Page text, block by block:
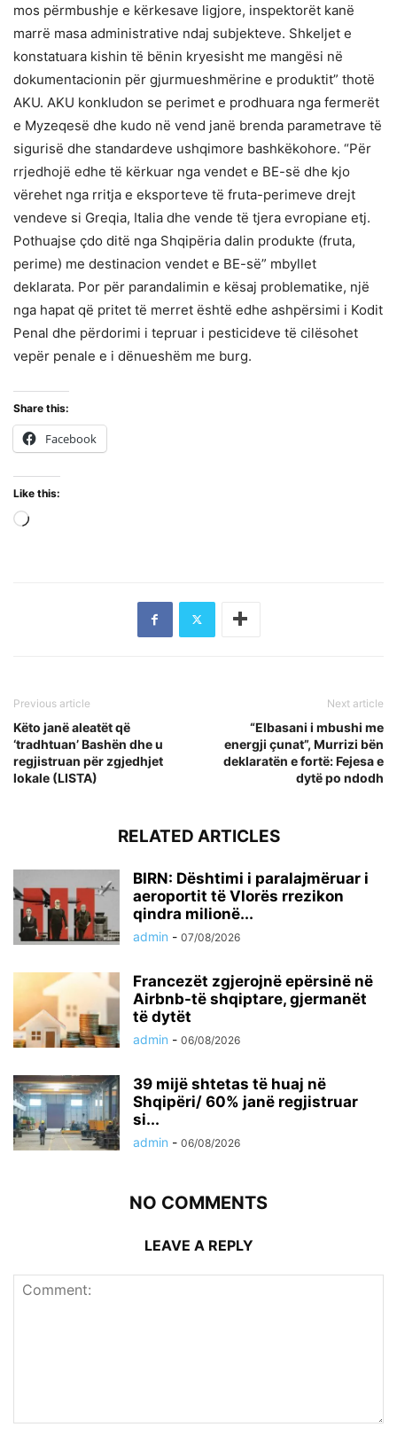
mos përmbushje e kërkesave ligjore, inspektorët kanë
marrë masa administrative ndaj subjekteve. Shkeljet e
konstatuara kishin të bënin kryesisht me mangësi në
dokumentacionin për gjurmueshmërine e produktit” thotë
AKU. AKU konkludon se perimet e prodhuara nga fermerët
e Myzeqesë dhe kudo në vend janë brenda parametrave të
sigurisë dhe standardeve ushqimore bashkëkohore. “Për
rrjedhojë edhe të kërkuar nga vendet e BE-së dhe kjo
vërehet nga rritja e eksporteve të fruta-perimeve drejt
vendeve si Greqia, Italia dhe vende të tjera evropiane etj.
Pothuajse çdo ditë nga Shqipëria dalin produkte (fruta,
perime) me destinacion vendet e BE-së” mbyllet
deklarata. Por për parandalimin e kësaj problematike, një
nga hapat që pritet të merret është edhe ashpërsimi i Kodit
Penal dhe përdorimi i tepruar i pesticideve të cilësohet
vepër penale e i dënueshëm me burg.
Share this:
Facebook
Like this:
Previous article
Këto janë aleatët që
‘tradhtuan’ Bashën dhe u
regjistruan për zgjedhjet
lokale (LISTA)
Next article
“Elbasani i mbushi me
energji çunat”, Murrizi bën
deklaratën e fortë: Fejesa e
dytë po ndodh
RELATED ARTICLES
BIRN: Dështimi i paralajmëruar i
aeroportit të Vlorës rrezikon
qindra milionë...
admin - 07/08/2026
Francezët zgjerojnë epërsinë në
Airbnb-të shqiptare, gjermanët
të dytët
admin - 06/08/2026
39 mijë shtetas të huaj në
Shqipëri/ 60% janë regjistruar
si...
admin - 06/08/2026
NO COMMENTS
LEAVE A REPLY